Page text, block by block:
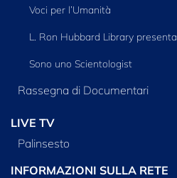
Voci per l’Umanità
L. Ron Hubbard Library presenta
Sono uno Scientologist
Rassegna di Documentari
LIVE TV
Palinsesto
INFORMAZIONI SULLA RETE